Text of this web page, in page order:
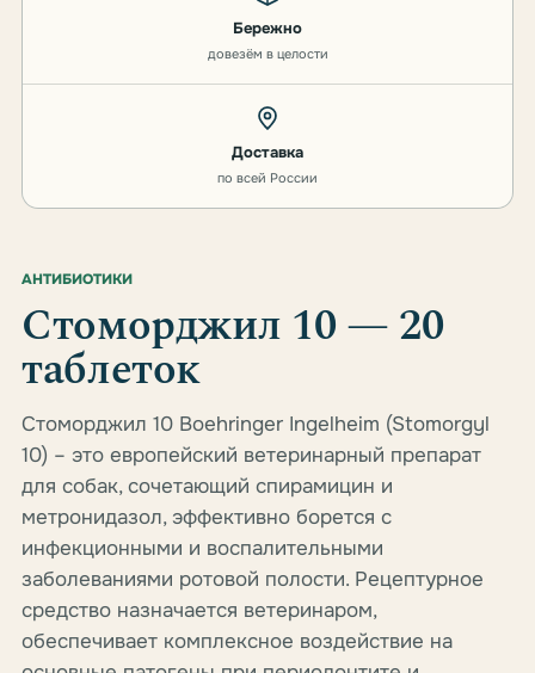
Бережно
довезём в целости
Доставка
по всей России
АНТИБИОТИКИ
Стоморджил 10 — 20
таблеток
Стоморджил 10 Boehringer Ingelheim (Stomorgyl
10) – это европейский ветеринарный препарат
для собак, сочетающий спирамицин и
метронидазол, эффективно борется с
инфекционными и воспалительными
заболеваниями ротовой полости. Рецептурное
средство назначается ветеринаром,
обеспечивает комплексное воздействие на